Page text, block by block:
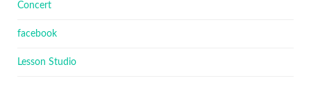
Concert
facebook
Lesson Studio